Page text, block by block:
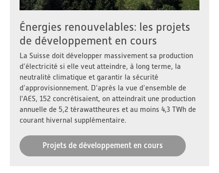
Énergies renouvelables: les projets
de développement en cours
La Suisse doit développer massivement sa production
d’électricité si elle veut atteindre, à long terme, la
neutralité climatique et garantir la sécurité
d’approvisionnement. D’après la vue d’ensemble de
l'AES, 152 concrétisaient, on atteindrait une production
annuelle de 5,2 térawattheures et au moins 4,3 TWh de
courant hivernal supplémentaire.
Projets de développement en cours